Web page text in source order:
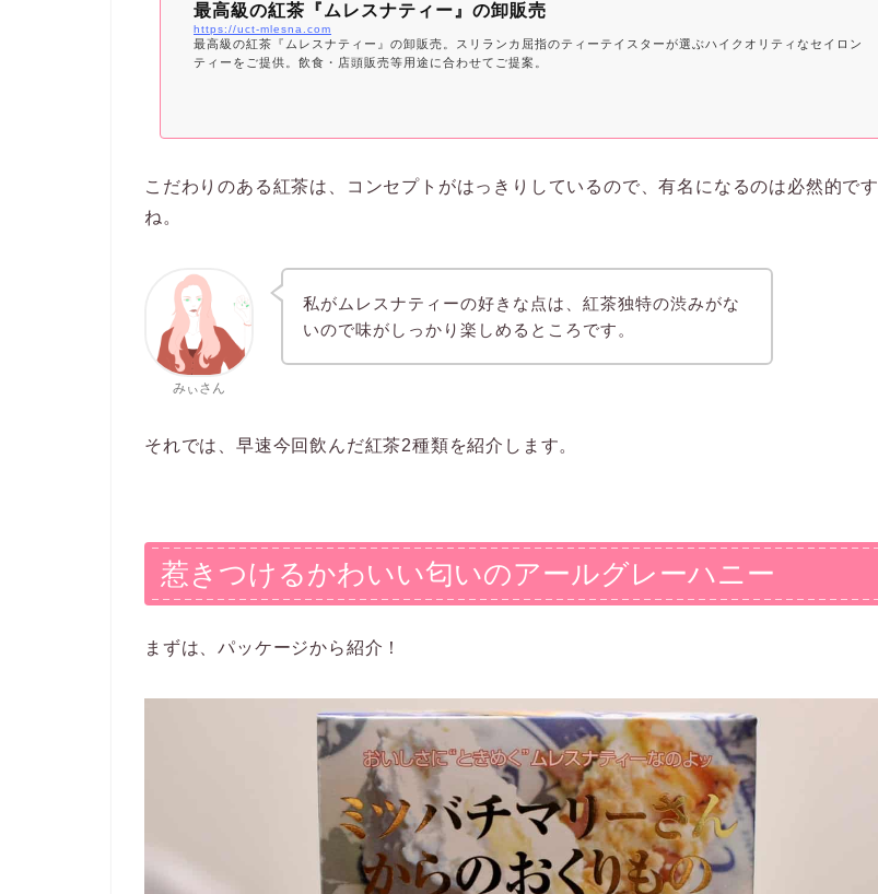
最高級の紅茶『ムレスナティー』の卸販売
https://uct-mlesna.com
最高級の紅茶『ムレスナティー』の卸販売。スリランカ屈指のティーテイスターが選ぶハイクオリティなセイロン
ティーをご提供。飲食・店頭販売等用途に合わせてご提案。
こだわりのある紅茶は、コンセプトがはっきりしているので、有名になるのは必然的です
ね。
みぃさん
私がムレスナティーの好きな点は、紅茶独特の渋みがな
いので味がしっかり楽しめるところです。
それでは、早速今回飲んだ紅茶2種類を紹介します。
惹きつけるかわいい匂いのアールグレーハニー
まずは、パッケージから紹介！